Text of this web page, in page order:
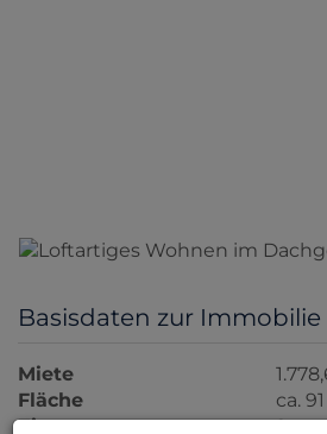
Basisdaten zur Immobilie
Miete
Fläche
ca.
Zimmer 2